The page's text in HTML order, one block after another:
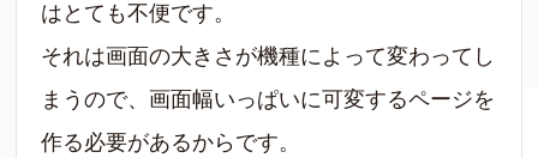
はとても不便です。
それは画面の大きさが機種によって変わってし
まうので、画面幅いっぱいに可変するページを
作る必要があるからです。